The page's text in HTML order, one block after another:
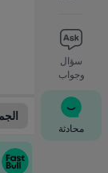
سؤال
وجواب
محادثة